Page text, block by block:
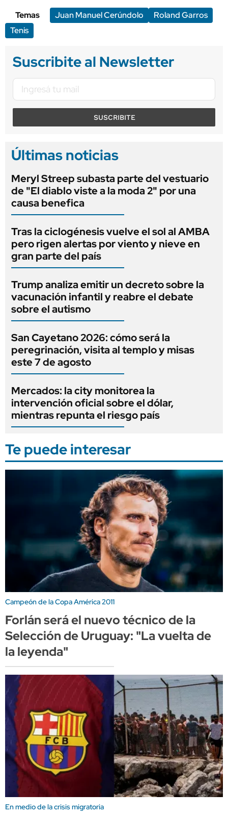
Temas
Juan Manuel Cerúndolo
Roland Garros
Tenis
Suscribite al Newsletter
SUSCRIBITE
Últimas noticias
Meryl Streep subasta parte del vestuario
de "El diablo viste a la moda 2" por una
causa benefica
Tras la ciclogénesis vuelve el sol al AMBA
pero rigen alertas por viento y nieve en
gran parte del país
Trump analiza emitir un decreto sobre la
vacunación infantil y reabre el debate
sobre el autismo
San Cayetano 2026: cómo será la
peregrinación, visita al templo y misas
este 7 de agosto
Mercados: la city monitorea la
intervención oficial sobre el dólar,
mientras repunta el riesgo país
Te puede interesar
Campeón de la Copa América 2011
Forlán será el nuevo técnico de la
Selección de Uruguay: "La vuelta de
la leyenda"
En medio de la crisis migratoria